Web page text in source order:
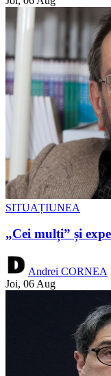
SITUAȚIUNEA
„Cei mulți” și
Andrei CORNEA
Joi, 06 Aug